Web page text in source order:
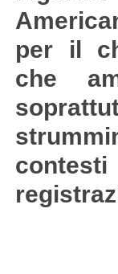
per il
che